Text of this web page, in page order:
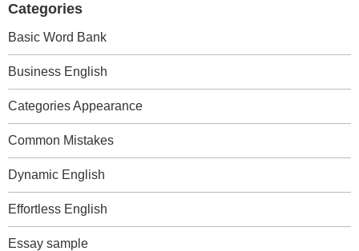
Categories
Basic Word Bank
Business English
Categories Appearance
Common Mistakes
Dynamic English
Effortless English
Essay sample